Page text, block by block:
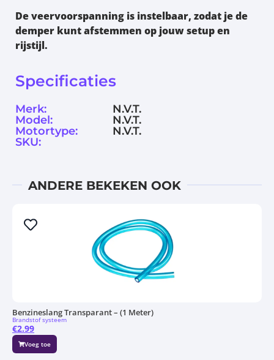
Deveervoorspanning is instelbaar, zodat je de
demper kunt afstemmen op jouw setup en
rijstijl.
Specificaties
Merk:
N.V.T.
Model:
N.V.T.
Motortype:
N.V.T.
SKU:
ANDERE BEKEKEN OOK
Benzineslang Transparant – (1 Meter)
Brandstof systeem
Voeg toe
€2.99